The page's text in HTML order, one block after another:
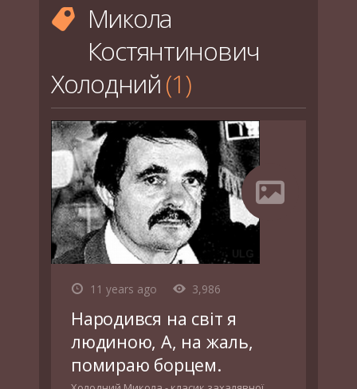
Микола
Костянтинович
Холодний 1
11 years ago 3,986
Народився на світ я
людиною, А, на жаль,
помираю борцем.